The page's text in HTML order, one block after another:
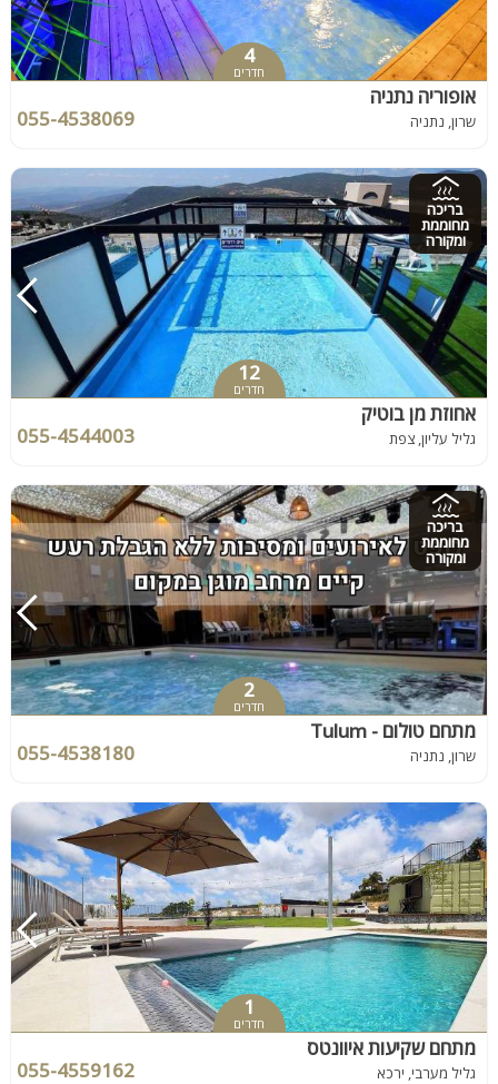
4
חדרים
אופוריה נתניה
שרון, נתניה 055-4538069
בריכה
מחוממת
ומקורה
12
חדרים
אחוזת מן בוטיק
גליל עליון, צפת 055-4544003
בריכה
מחוממת
ומקורה
2
חדרים
מתחם טולום - Tulum
שרון, נתניה 055-4538180
1
חדרים
מתחם שקיעות איוונטס
גליל מערבי, ירכא 055-4559162